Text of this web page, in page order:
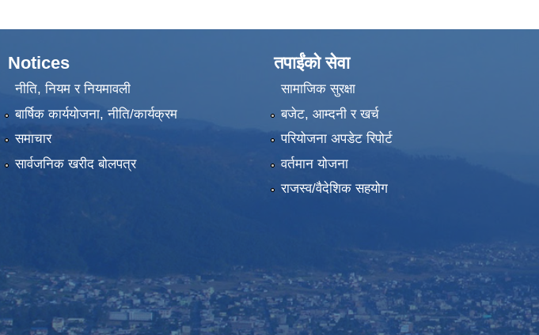
Notices
नीति, नियम र नियमावली
बार्षिक कार्ययोजना, नीति/कार्यक्रम
समाचार
सार्वजनिक खरीद बोलपत्र
तपाईंको सेवा
सामाजिक सुरक्षा
बजेट, आम्दनी र खर्च
परियोजना अपडेट रिपोर्ट
वर्तमान योजना
राजस्व/वैदेशिक सहयोग